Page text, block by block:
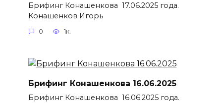
Брифинг Конашенкова 17.06.2025 года.
Конашенков Игорь
0 1к.
Брифинг Конашенкова 16.06.2025
Брифинг Конашенкова 16.06.2025 года.